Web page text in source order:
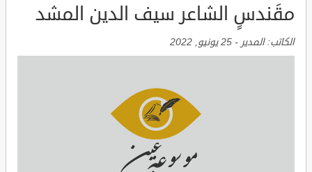
مقَندسٍ الشاعر سيف الدين المشد
الكاتب:المدير - 25 يونيو, 2022